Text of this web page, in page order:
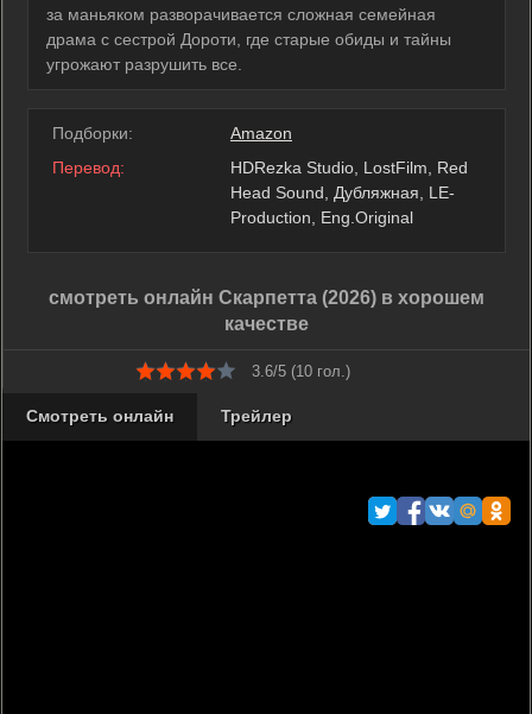
за маньяком разворачивается сложная семейная
драма с сестрой Дороти, где старые обиды и тайны
угрожают разрушить все.
Подборки:
Amazon
Перевод:
HDRezka Studio, LostFilm, Red
Head Sound, Дубляжная, LE-
Production, Eng.Original
смотреть онлайн Скарпетта (2026) в хорошем
качестве
3.6/5 (10 гол.)
Смотреть онлайн Трейлер